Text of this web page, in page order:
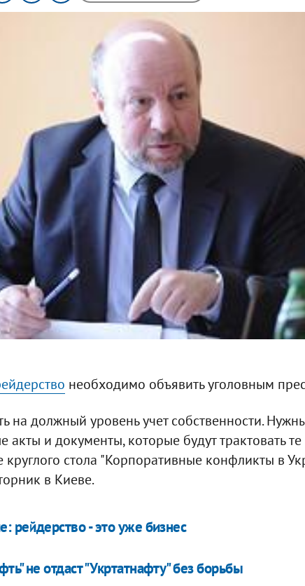
необходимо объявить уголовным
на должный уровень учет собственности.
акты и документы, которые будут трактовать
круглого стола "Корпоративные конфликты в
в Киеве.
рейдерство - это уже бизнес
не отдаст "Укртатнафту" без борьбы